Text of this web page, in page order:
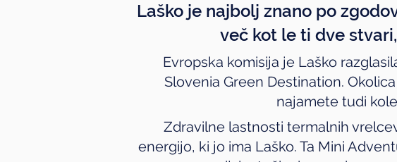
Laško je najbolj znano po
več kot le ti dve
Evropska komisija je Laško
Slovenia Green Destination.
najamete tudi
Zdravilne lastnosti termalnih
energijo, ki jo ima Laško. Ta Mini